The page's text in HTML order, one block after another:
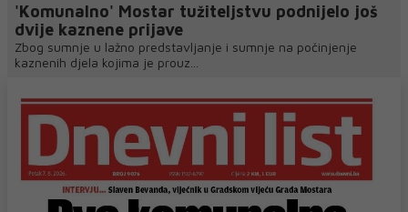
'Komunalno' Mostar tužiteljstvu podnijelo još
dvije kaznene prijave
Zbog sumnje u lažno predstavljanje i sumnje na počinjenje
kaznenih djela kojima je prouz...